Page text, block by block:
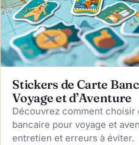
Stickers de Carte
Voyage et d’Aventure
Découvrez comment
bancaire pour voyage et
entretien et erreurs à éviter.